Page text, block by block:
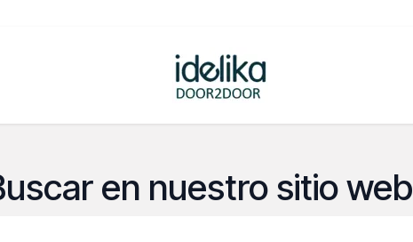
en nuestro sitio web